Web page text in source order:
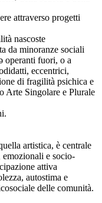
attraverso progetti
nascoste
da minoranze sociali
operanti fuori, o a
eccentrici,
di fragilità psichica e
Arte Singolare e Plurale
artistica, è centrale
e socio-
attiva
autostima e
delle comunità.